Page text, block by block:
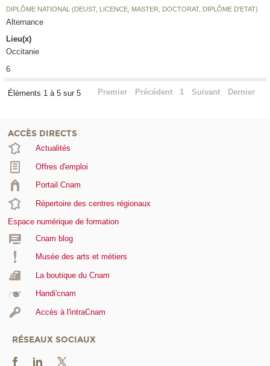
DIPLÔME NATIONAL (DEUST, LICENCE, MASTER, DOCTORAT, DIPLÔME D'ETAT)
Alternance
Lieu(x)
Occitanie
6
Éléments 1 à 5 sur 5 Premier Précédent 1 Suivant Dernier
ACCÈS DIRECTS
Actualités
Offres d'emploi
Portail Cnam
Répertoire des centres régionaux
Espace numérique de formation
Cnam blog
Musée des arts et métiers
La boutique du Cnam
Handi'cnam
Accès à l'intraCnam
RÉSEAUX SOCIAUX